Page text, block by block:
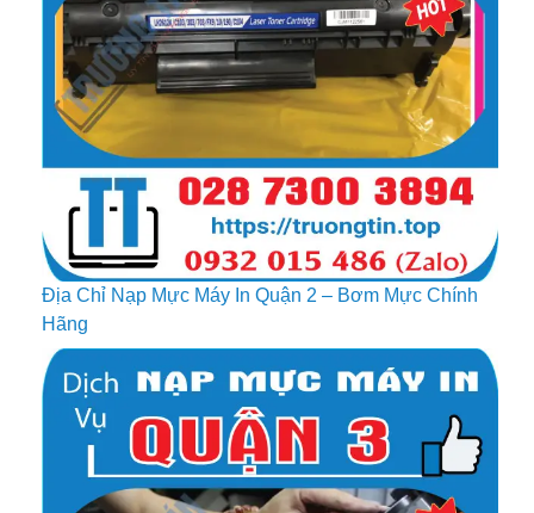
Địa Chỉ Nạp Mực Máy In Quận 2 – Bơm Mực Chính
Hãng